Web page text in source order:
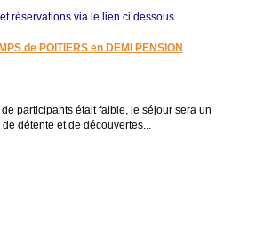
réservations via le lien ci dessous.
de POITIERS en DEMI PENSION
participants était faible, le séjour sera un
détente et de découvertes...